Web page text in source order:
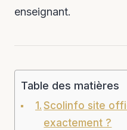
enseignant.
Table des matières
Scolinfo site
exactement ?